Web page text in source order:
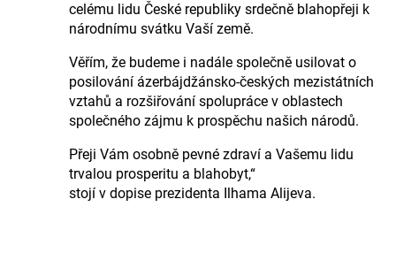
celému lidu České republiky srdečně blahopřeji k
národnímu svátku Vaší země.
Věřím, že budeme i nadále společně usilovat o
posilování ázerbájdžánsko-českých mezistátních
vztahů a rozšiřování spolupráce v oblastech
společného zájmu k prospěchu našich národů.
Přeji Vám osobně pevné zdraví a Vašemu lidu
trvalou prosperitu a blahobyt,“
stojí v dopise prezidenta Ilhama Alijeva.